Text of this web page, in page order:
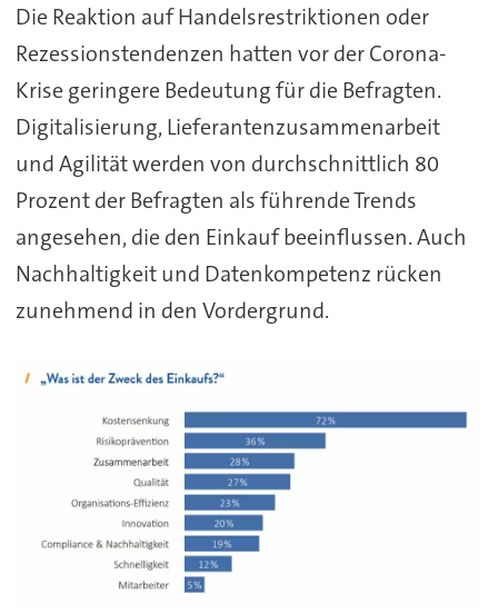
Die Reaktion auf Handelsrestriktionen oder
Rezessionstendenzen hatten vor der Corona-
Krise geringere Bedeutung für die Befragten.
Digitalisierung, Lieferantenzusammenarbeit
und Agilität werden von durchschnittlich 80
Prozent der Befragten als führende Trends
angesehen, die den Einkauf beeinflussen. Auch
Nachhaltigkeit und Datenkompetenz rücken
zunehmend in den Vordergrund.